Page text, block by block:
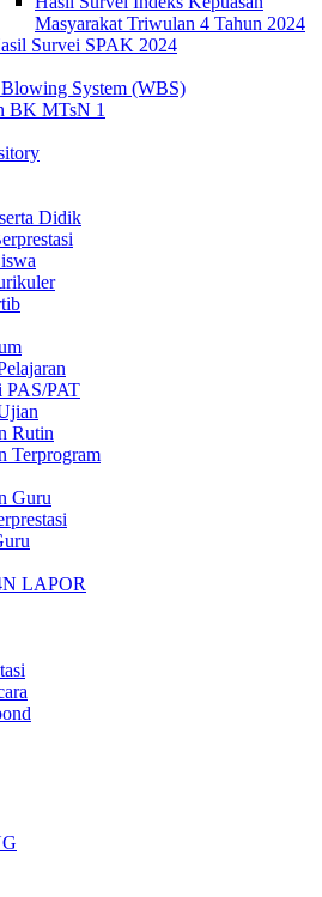
Masyarakat Triwulan 4 Tahun 2024
Survei SPAK 2024
System (WBS)
BK MTsN 1
Didik
PAS/PAT
Rutin
Terprogram
Guru
LAPOR